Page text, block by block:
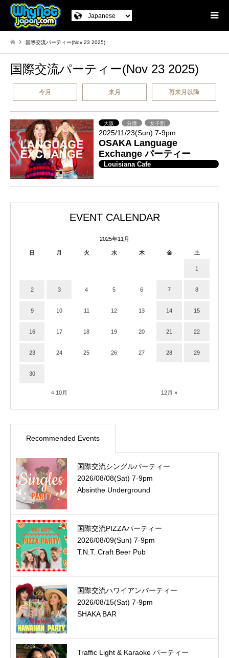
国際交流パーティー(Nov 23 2025)
国際交流パーティー(Nov 23 2025)
今月 来月 再来月以降
大阪 分煙 女子割
2025/11/23(Sun) 7-9pm
OSAKA Language
Exchange パーティー
Louisiana Cafe
EVENT CALENDAR
2025年11月
日 月 火 水 木 金 土
« 10月 12月 »
1
2 3 4 5 6 7 8
9 10 11 12 13 14 15
16 17 18 19 20 21 22
23 24 25 26 27 28 29
30
Recommended Events
国際交流シングルパーティー
2026/08/08(Sat) 7-9pm
Absinthe Underground
国際交流PIZZAパーティー
2026/08/09(Sun) 7-9pm
T.N.T. Craft Beer Pub
国際交流ハワイアンパーティー
2026/08/15(Sat) 7-9pm
SHAKA BAR
Traffic Light & Karaoke パーティー